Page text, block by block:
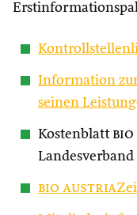
Information
seinen
Kostenblatt
bio austria